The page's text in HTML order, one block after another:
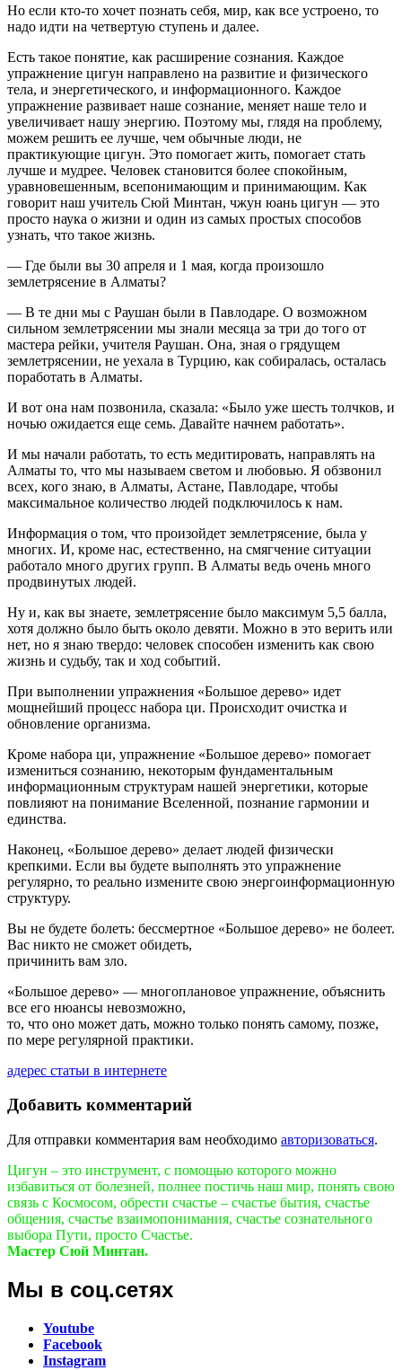
Но если кто-то хочет познать себя, мир, как все устроено, то
надо идти на четвертую ступень и далее.
Есть такое понятие, как расширение сознания. Каждое
упражнение цигун направлено на развитие и физического
тела, и энергетического, и информационного. Каждое
упражнение развивает наше сознание, меняет наше тело и
увеличивает нашу энергию. Поэтому мы, глядя на проблему,
можем решить ее лучше, чем обычные люди, не
практикующие цигун. Это помогает жить, помогает стать
лучше и мудрее. Человек становится более спокойным,
уравновешенным, всепонимающим и принимающим. Как
говорит наш учитель Сюй Минтан, чжун юань цигун — это
просто наука о жизни и один из самых простых способов
узнать, что такое жизнь.
— Где были вы 30 апреля и 1 мая, когда произошло
землетрясение в Алматы?
— В те дни мы с Раушан были в Павлодаре. О возможном
сильном землетрясении мы знали месяца за три до того от
мастера рейки, учителя Раушан. Она, зная о грядущем
землетрясении, не уехала в Турцию, как собиралась, осталась
поработать в Алматы.
И вот она нам позвонила, сказала: «Было уже шесть толчков, и
ночью ожидается еще семь. Давайте начнем работать».
И мы начали работать, то есть медитировать, направлять на
Алматы то, что мы называем светом и любовью. Я обзвонил
всех, кого знаю, в Алматы, Астане, Павлодаре, чтобы
максимальное количество людей подключилось к нам.
Информация о том, что произойдет землетрясение, была у
многих. И, кроме нас, естественно, на смягчение ситуации
работало много других групп. В Алматы ведь очень много
продвинутых людей.
Ну и, как вы знаете, землетрясение было максимум 5,5 балла,
хотя должно было быть около девяти. Можно в это верить или
нет, но я знаю твердо: человек способен изменить как свою
жизнь и судьбу, так и ход событий.
При выполнении упражнения «Большое дерево» идет
мощнейший процесс набора ци. Происходит очистка и
обновление организма.
Кроме набора ци, упражнение «Большое дерево» помогает
измениться сознанию, некоторым фундаментальным
информационным структурам нашей энергетики, которые
повлияют на понимание Вселенной, познание гармонии и
единства.
Наконец, «Большое дерево» делает людей физически
крепкими. Если вы будете выполнять это упражнение
регулярно, то реально измените свою энергоинформационную
структуру.
Вы не будете болеть: бессмертное «Большое дерево» не болеет.
Вас никто не сможет обидеть,
причинить вам зло.
«Большое дерево» — многоплановое упражнение, объяснить
все его нюансы невозможно,
то, что оно может дать, можно только понять самому, позже,
по мере регулярной практики.
адерес статьи в интернете
Добавить комментарий
Для отправки комментария вам необходимо авторизоваться.
Цигун – это инструмент, с помощью которого можно
избавиться от болезней, полнее постичь наш мир, понять свою
связь с Космосом, обрести счастье – счастье бытия, счастье
общения, счастье взаимопонимания, счастье сознательного
выбора Пути, просто Счастье.
Мастер Сюй Минтан.
Мы в соц.сетях
Youtube
Facebook
Instagram